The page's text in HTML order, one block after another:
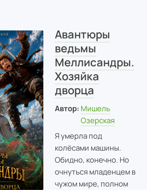
Авантюры
ведьмы
Меллисандры.
Хозяйка
дворца
Автор: Мишель
Озерская
Я умерла под
колёсами машины.
Обидно, конечно. Но
очнуться младенцем в
чужом мире, полном